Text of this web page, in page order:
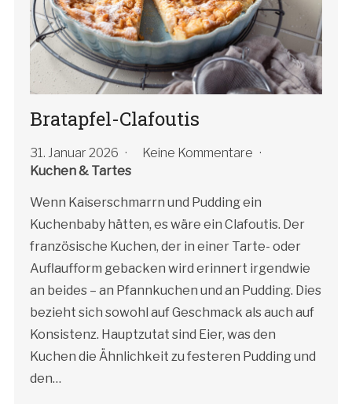
Bratapfel-Clafoutis
31. Januar 2026
Keine Kommentare
Kuchen & Tartes
Wenn Kaiserschmarrn und Pudding ein
Kuchenbaby hätten, es wäre ein Clafoutis. Der
französische Kuchen, der in einer Tarte- oder
Auflaufform gebacken wird erinnert irgendwie
an beides – an Pfannkuchen und an Pudding. Dies
bezieht sich sowohl auf Geschmack als auch auf
Konsistenz. Hauptzutat sind Eier, was den
Kuchen die Ähnlichkeit zu festeren Pudding und
den…